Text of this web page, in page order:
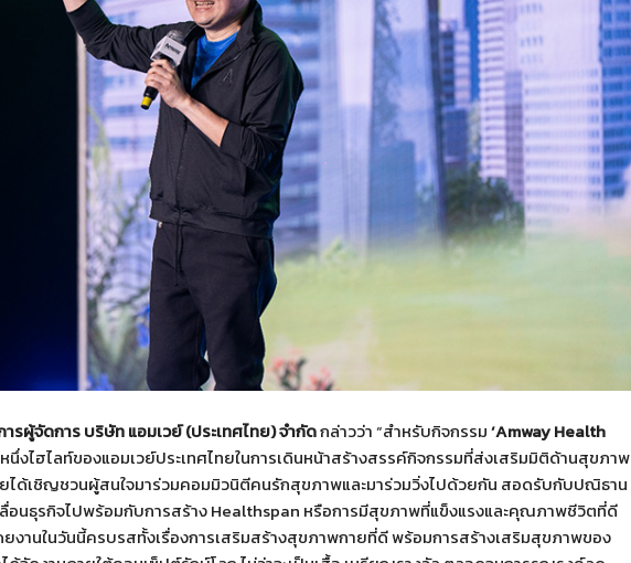
ผู้จัดการ บริษัท แอมเวย์ (ประเทศไทย) จำกัดกล่าวว่า “สำหรับกิจกรรม‘Amway Health
นึ่งไฮไลท์ของแอมเวย์ประเทศไทยในการเดินหน้าสร้างสรรค์กิจกรรมที่ส่งเสริมมิติด้านสุขภาพ
ยได้เชิญชวนผู้สนใจมาร่วมคอมมิวนิตีคนรักสุขภาพและมาร่วมวิ่งไปด้วยกัน สอดรับกับปณิธาน
อนธุรกิจไปพร้อมกับการสร้าง Healthspan หรือการมีสุขภาพที่แข็งแรงและคุณภาพชีวิตที่ดี
งานในวันนี้ครบรสทั้งเรื่องการเสริมสร้างสุขภาพกายที่ดี พร้อมการสร้างเสริมสุขภาพของ